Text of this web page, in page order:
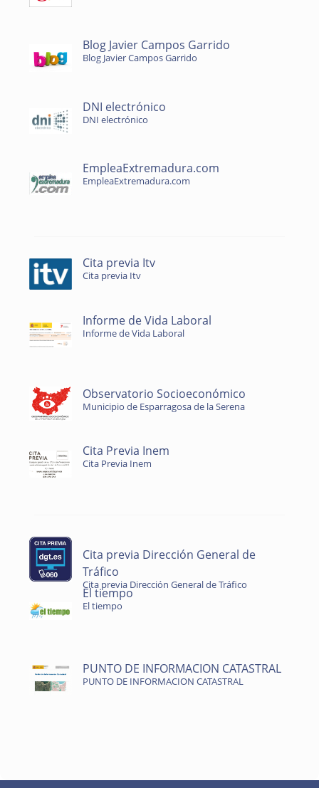
Blog Javier Campos Garrido
Blog Javier Campos Garrido
DNI electrónico
DNI electrónico
EmpleaExtremadura.com
EmpleaExtremadura.com
Cita previa Itv
Cita previa Itv
Informe de Vida Laboral
Informe de Vida Laboral
Observatorio Socioeconómico
Municipio de Esparragosa de la Serena
Cita Previa Inem
Cita Previa Inem
Cita previa Dirección General de
Tráfico
Cita previa Dirección General de Tráfico
El tiempo
El tiempo
PUNTO DE INFORMACION CATASTRAL
PUNTO DE INFORMACION CATASTRAL